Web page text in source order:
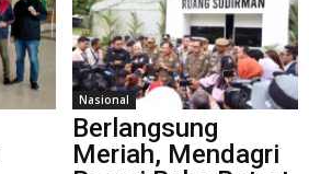
Nasional
Berlangsung
Meriah, Mendagri